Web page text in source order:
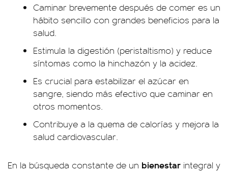
Caminar brevemente después de comer es un
hábito sencillo con grandes beneficios para la
salud.
Estimula la digestión (peristaltismo) y reduce
síntomas como la hinchazón y la acidez.
Es crucial para estabilizar el azúcar en
sangre, siendo más efectivo que caminar en
otros momentos.
Contribuye a la quema de calorías y mejora la
salud cardiovascular.
En la búsqueda constante de un bienestar integral y